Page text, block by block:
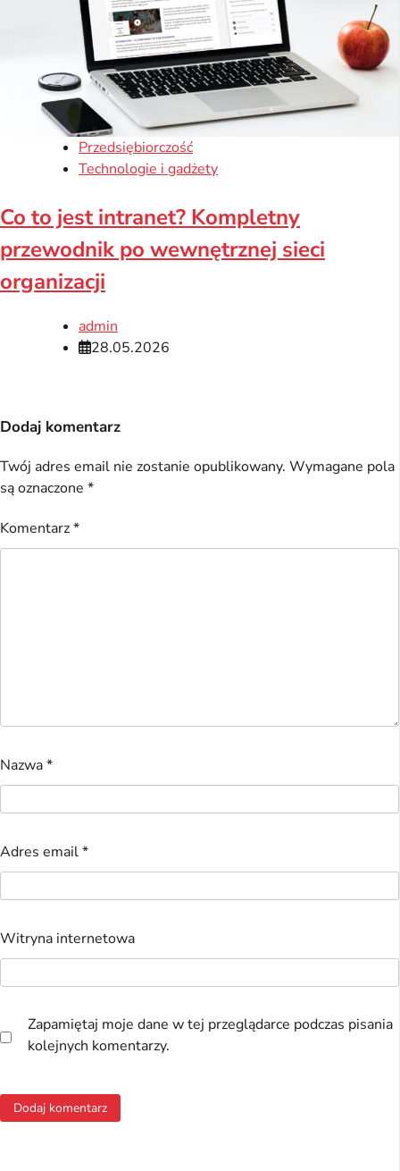
Przedsiębiorczość
Technologie i gadżety
Co to jest intranet? Kompletny
przewodnik po wewnętrznej sieci
organizacji
admin
28.05.2026
Dodaj komentarz
Twój adres email nie zostanie opublikowany. Wymagane pola
są oznaczone *
Komentarz*
Nazwa*
Adres email*
Witryna internetowa
Zapamiętaj moje dane w tej przeglądarce podczas pisania
kolejnych komentarzy.